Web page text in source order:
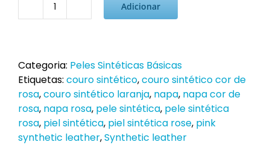
Quantidade
Pink
ao
metro
Adicionar
Categoria: Peles Sintéticas Básicas
Etiquetas: couro sintético,couro sintético cor de
rosa,couro sintético laranja, napa, napa cor de
rosa, napa rosa, pele sintética, pele sintética
rosa, piel sintética, piel sintética rose, pink
synthetic leather,Synthetic leather